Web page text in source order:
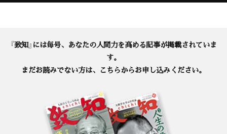
『致知』には毎号、あなたの人間力を高める記事が掲載されていま
す。
まだお読みでない方は、こちらからお申し込みください。